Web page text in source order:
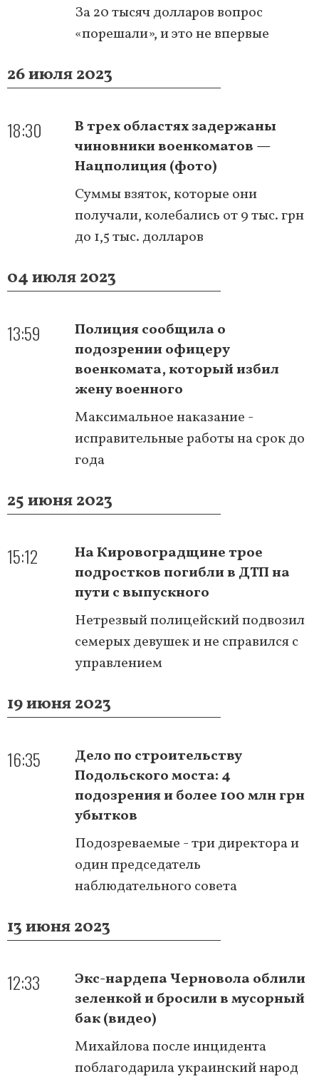
За 20 тысяч долларов вопрос
«порешали», и это не впервые
26 июля 2023
18:30
В трех областях задержаны
чиновники военкоматов —
Нацполиция (фото)
Суммы взяток, которые они
получали, колебались от 9 тыс. грн
до 1,5 тыс. долларов
04 июля 2023
13:59
Полиция сообщила о
подозрении офицеру
военкомата, который избил
жену военного
Максимальное наказание -
исправительные работы на срок до
года
25 июня 2023
15:12
На Кировоградщине трое
подростков погибли в ДТП на
пути с выпускного
Нетрезвый полицейский подвозил
семерых девушек и не справился с
управлением
19 июня 2023
16:35
Дело по строительству
Подольского моста: 4
подозрения и более 100 млн грн
убытков
Подозреваемые - три директора и
один председатель
наблюдательного совета
13 июня 2023
12:33
Экс-нардепа Черновола облили
зеленкой и бросили в мусорный
бак (видео)
Михайлова после инцидента
поблагодарила украинский народ